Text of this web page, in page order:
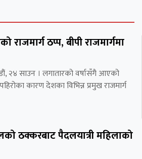
राजमार्ग ठप्प, बीपी राजमार्गमा
२४ साउन । लगातारको वर्षासँगै आएको
कारण देशका विभिन्न प्रमुख राजमार्ग
ठक्करबाट पैदलयात्री महिलाको